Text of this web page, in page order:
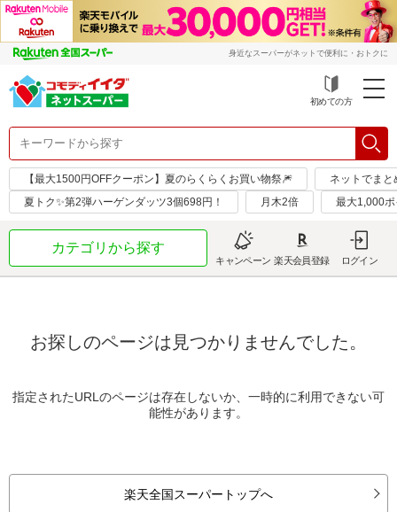
身近なスーパーがネットで便利に・おトクに
初めての方
【最大1500円OFFクーポン】夏のらくらくお買い物祭🎆
ネットでまと
夏トク✨第2弾ハーゲンダッツ3個698円！
月木2倍 最大1,000
カテゴリから探す
キャンペーン 楽天会員登録 ログイン
お探しのページは見つかりませんでした。
指定されたURLのページは存在しないか、一時的に利用できない可
能性があります。
楽天全国スーパートップへ